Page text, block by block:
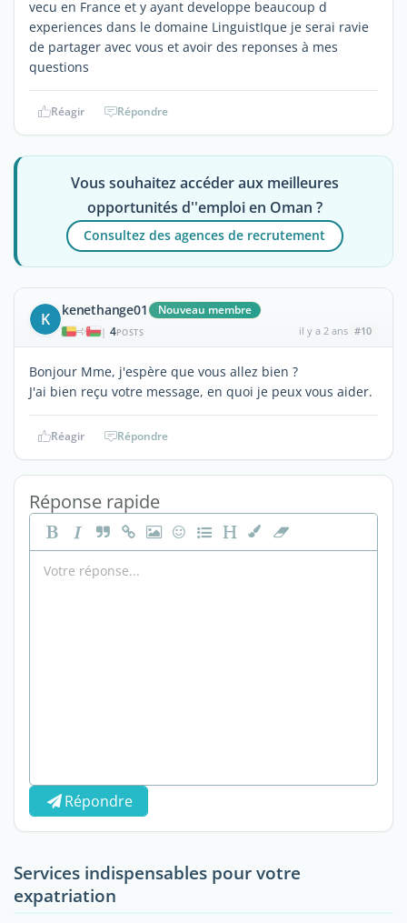
vecu en France et y ayant developpe beaucoup d
experiences dans le domaine LinguistIque je serai ravie
de partager avec vous et avoir des reponses à mes
questions
Réagir Répondre
Vous souhaitez accéder aux meilleures
opportunités d''emploi en Oman ?
Consultez des agences de recrutement
K kenethange01 Nouveau membre
| 4POSTS il y a 2 ans #10
Bonjour Mme, j'espère que vous allez bien ?
J'ai bien reçu votre message, en quoi je peux vous aider.
Réagir Répondre
Réponse rapide
Répondre
Services indispensables pour votre
expatriation